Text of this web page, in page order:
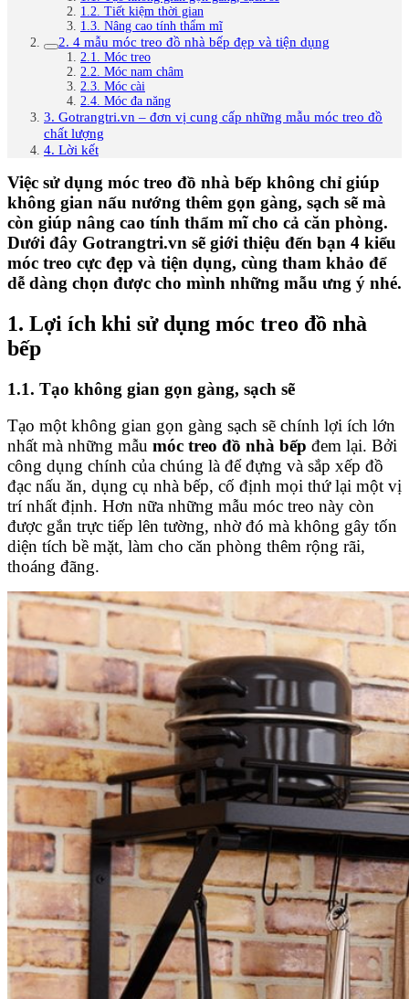
1.2. Tiết kiệm thời gian
1.3. Nâng cao tính thẩm mĩ
2. 4 mẫu móc treo đồ nhà bếp đẹp và tiện dụng
2.1. Móc treo
2.2. Móc nam châm
2.3. Móc cài
2.4. Móc đa năng
3. Gotrangtri.vn – đơn vị cung cấp những mẫu móc treo đồ
chất lượng
4. Lời kết
Việc sử dụng móc treo đồ nhà bếp không chỉ giúp
không gian nấu nướng thêm gọn gàng, sạch sẽ mà
còn giúp nâng cao tính thẩm mĩ cho cả căn phòng.
Dưới đây Gotrangtri.vn sẽ giới thiệu đến bạn 4 kiểu
móc treo cực đẹp và tiện dụng, cùng tham khảo để
dễ dàng chọn được cho mình những mẫu ưng ý nhé.
1. Lợi ích khi sử dụng móc treo đồ nhà
bếp
1.1. Tạo không gian gọn gàng, sạch sẽ
Tạo một không gian gọn gàng sạch sẽ chính lợi ích lớn
nhất mà những mẫu móc treo đồ nhà bếp đem lại. Bởi
công dụng chính của chúng là để đựng và sắp xếp đồ
đạc nấu ăn, dụng cụ nhà bếp, cố định mọi thứ lại một vị
trí nhất định. Hơn nữa những mẫu móc treo này còn
được gắn trực tiếp lên tường, nhờ đó mà không gây tốn
diện tích bề mặt, làm cho căn phòng thêm rộng rãi,
thoáng đãng.